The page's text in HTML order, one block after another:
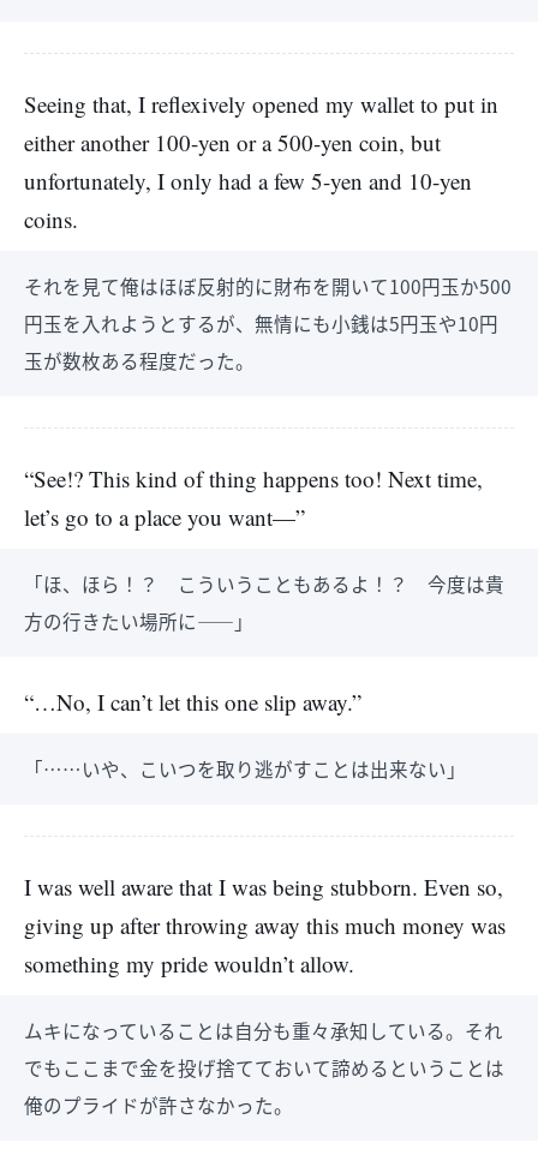
Seeing that, I reflexively opened my wallet to put in
either another 100-yen or a 500-yen coin, but
unfortunately, I only had a few 5-yen and 10-yen
coins.
それを見て俺はほぼ反射的に財布を開いて100円玉か500
円玉を入れようとするが、無情にも小銭は5円玉や10円
玉が数枚ある程度だった。
“See!? This kind of thing happens too! Next time,
let’s go to a place you want—”
「ほ、ほら！？ こういうこともあるよ！？ 今度は貴
方の行きたい場所に――」
“…No, I can’t let this one slip away.”
「……いや、こいつを取り逃がすことは出来ない」
I was well aware that I was being stubborn. Even so,
giving up after throwing away this much money was
something my pride wouldn’t allow.
ムキになっていることは自分も重々承知している。それ
でもここまで金を投げ捨てておいて諦めるということは
俺のプライドが許さなかった。